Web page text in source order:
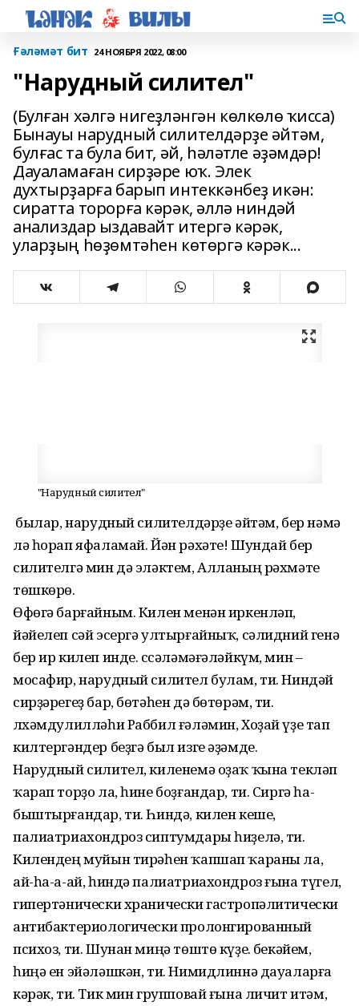
Ғәләмәт бит 24 НОЯБРЯ 2022, 08:00
"Нарудный силител"
(Булған хәлгә нигеҙләнгән көлкөлө ҡисса)
Бынауы нарудный силителдәрҙе әйтәм,
булғас та була бит, әй, һәләтле әҙәмдәр!
Дауаламаған сирҙәре юҡ. Элек
духтырҙарға барып интеккәнбеҙ икән:
сиратта торорға кәрәк, әллә ниндәй
анализдар ыздавайт итергә кәрәк,
уларҙың һөҙөмтәһен көтөргә кәрәк...
"Нарудный силител"
Ә былар, нарудный силителдәрҙе әйтәм, бер нәмә
лә һорап яфаламай. Йән рәхәте! Шундай бер
силителгә мин дә эләктем, Алланың рәхмәте
төшкөрө.
Өфөгә барғайным. Килен менән иркенләп,
йәйелеп сәй эсергә ул­тырғайныҡ, сәлидний генә
бер ир килеп инде. Әссәләмәғәләйкүм, мин –
мосафир, нарудный силител булам, ти. Ниндәй
сирҙәрегеҙ бар, бөтәһен дә бөтөрәм, ти.
Әлхәмдулилләһи Раббил ғәләмин, Хоҙай үҙе тап
килтергәндер беҙгә был изге әҙәмде.
Нарудный силител, киленемә оҙаҡ ҡына текләп
ҡарап торҙо ла, һине боҙғандар, ти. Сиргә һа­
быштырғандар, ти. Һиндә, килен кеше,
палиатриа­хондроз сиптумдары һиҙелә, ти.
Килендең муйын тирәһен ҡапшап ҡараны ла,
ай-һа-а-ай, һиндә палиатриахондроз ғына түгел,
гипер­тәнически хранически гастропәлитически
антибактериологически пролонгированный
психоз, ти. Шунан миңә төштө күҙе. Әбекәйем,
һиңә ен эйәләшкән, ти. Нимидлиннә дауаларға
кәрәк, ти. Тик мин группо­вай ғына личит итәм,